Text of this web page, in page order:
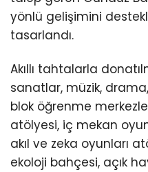
yönlü gelişimini
tasarlandı.
Akıllı tahtalarla
sanatlar, müzik,
blok öğrenme
atölyesi, iç mekan
akıl ve zeka oyunları
ekoloji bahçesi, açık